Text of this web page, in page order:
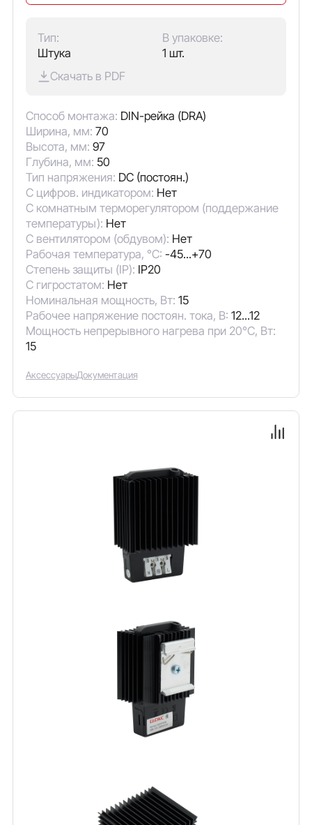
Тип:
Штука
В упаковке:
1 шт.
Скачать в PDF
Способ монтажа: DIN-рейка (DRA)
Ширина, мм: 70
Высота, мм: 97
Глубина, мм: 50
Тип напряжения: DC (постоян.)
С цифров. индикатором: Нет
С комнатным терморегулятором (поддержание
температуры): Нет
С вентилятором (обдувом): Нет
Рабочая температура, °C: -45...+70
Степень защиты (IP): IP20
С гигростатом: Нет
Номинальная мощность, Вт: 15
Рабочее напряжение постоян. тока, В: 12...12
Мощность непрерывного нагрева при 20°C, Вт:
15
АксессуарыДокументация